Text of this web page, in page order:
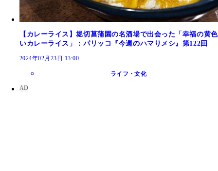
【カレーライス】堀切菖蒲園の名酒場で出会った「幸福の黄色
いカレーライス」：パリッコ『今週のハマりメシ』第122回
2024年02月23日 13:00
ライフ・文化